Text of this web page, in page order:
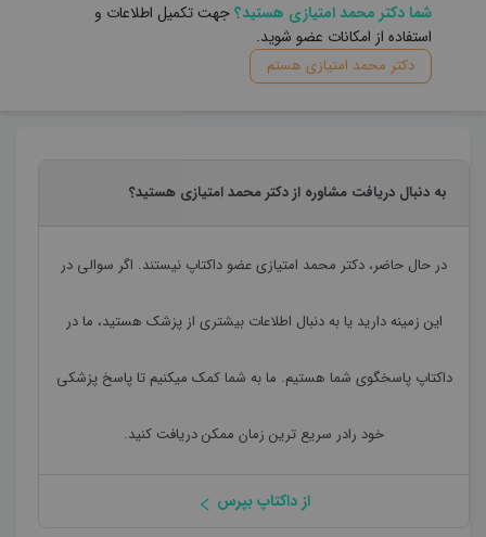
شما دکتر محمد امتیازی هستید؟جهت تکمیل اطلاعات و
استفاده از امکانات عضو شوید.
دکتر محمد امتیازی هستم
به دنبال دریافت مشاوره از دکتر محمد امتیازی هستید؟
در حال حاضر، دکتر محمد امتیازیعضو داکتاپ نیستند. اگر سوالی در
این زمینه دارید یا به دنبال اطلاعات بیشتری از پزشک هستید، ما در
داکتاپ پاسخگوی شما هستیم. ما به شما کمک میکنیم تا پاسخ پزشکی
خود رادر سریع ترین زمان ممکن دریافت کنید.
از داکتاپ بپرس